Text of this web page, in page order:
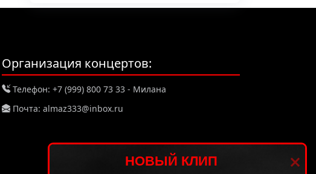
Организация концертов:
Телефон: +7 (999) 800 73 33 - Милана
Почта: almaz333@inbox.ru
НОВЫЙ КЛИП